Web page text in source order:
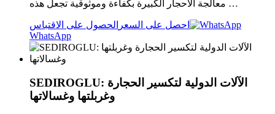
معالجة الأحجار الكبيرة بكفاءة وموثوقية تجعل هذه …
احصل على السعر الحصول على الاقتباس
WhatsApp
SEDIROGLU: الآلات الدولية لتكسير الحجارة
وغربلتها وغسالاتها